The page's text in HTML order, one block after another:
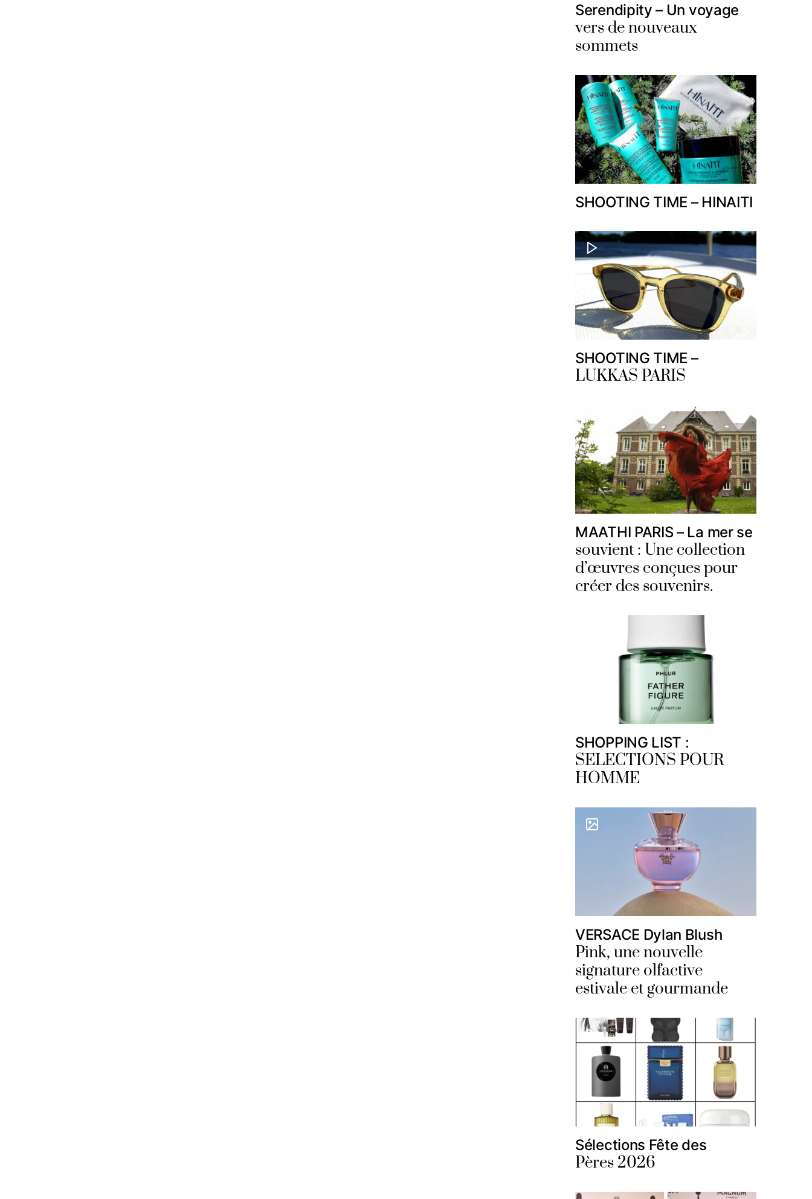
Serendipity – Un voyage
vers de nouveaux
sommets
SHOOTING TIME – HINAITI
SHOOTING TIME –
LUKKAS PARIS
MAATHI PARIS – La mer se
souvient : Une collection
d’œuvres conçues pour
créer des souvenirs.
SHOPPING LIST :
SELECTIONS POUR
HOMME
VERSACE Dylan Blush
Pink, une nouvelle
signature olfactive
estivale et gourmande
Sélections Fête des
Pères 2026